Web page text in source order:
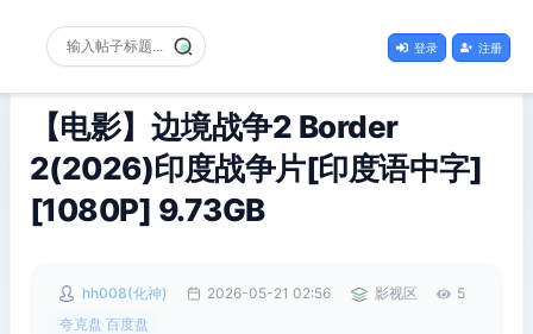
登录 注册
【电影】边境战争2 Border
2(2026)印度战争片[印度语中字]
[1080P] 9.73GB
hh008(化神) 2026-05-21 02:56 影视区
5
夸克盘 百度盘